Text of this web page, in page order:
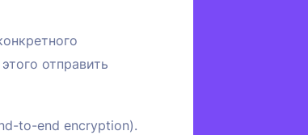
отправить
to-end encryption).